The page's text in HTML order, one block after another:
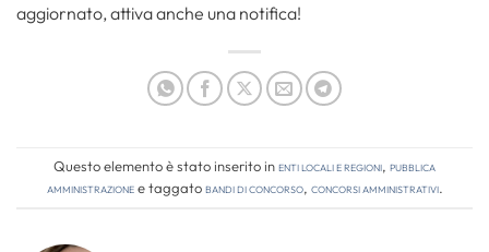
aggiornato, attiva anche una notifica!
Questo elemento è stato inserito inEnti locali e regioni, Pubblica
amministrazionee taggatobandi di concorso, concorsi amministrativi.